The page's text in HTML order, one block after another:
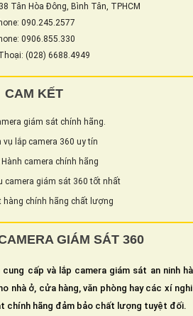
Tân Hòa Đông, Bình Tân, TPHCM
090.245.2577
0906.855.330
(028) 6688.4949
CAM KẾT
giám sát chính hãng.
vụ lắp camera 360 uy tín
camera chính hãng
camera giám sát 360 tốt nhất
hàng chính hãng chất lượng
GIÁM SÁT 360
cấp và lắp camera giám sát an ninh
nhà ở, cửa hàng, văn phòng hay các xí
chính hãng đảm bảo chất lượng tuyệt đối.